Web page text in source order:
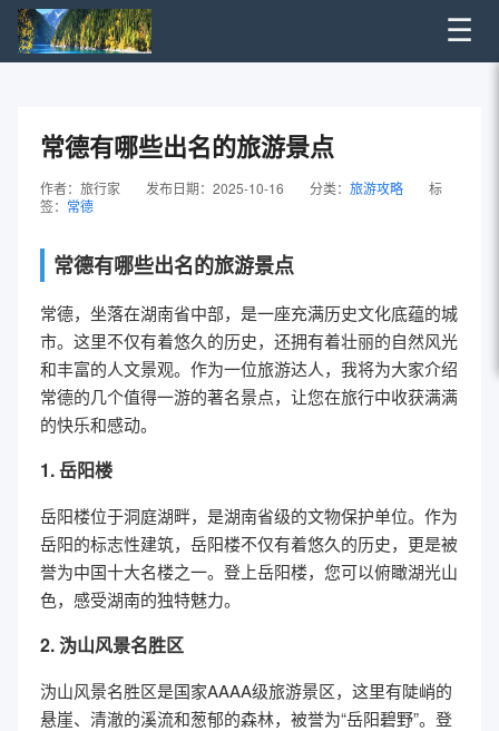
☰
常德有哪些出名的旅游景点
作者：旅行家 发布日期：2025-10-16 分类： 旅游攻略
标
签： 常德
常德有哪些出名的旅游景点
常德，坐落在湖南省中部，是一座充满历史文化底蕴的城
市。这里不仅有着悠久的历史，还拥有着壮丽的自然风光
和丰富的人文景观。作为一位旅游达人，我将为大家介绍
常德的几个值得一游的著名景点，让您在旅行中收获满满
的快乐和感动。
1. 岳阳楼
岳阳楼位于洞庭湖畔，是湖南省级的文物保护单位。作为
岳阳的标志性建筑，岳阳楼不仅有着悠久的历史，更是被
誉为中国十大名楼之一。登上岳阳楼，您可以俯瞰湖光山
色，感受湖南的独特魅力。
2. 沩山风景名胜区
沩山风景名胜区是国家AAAA级旅游景区，这里有陡峭的
悬崖、清澈的溪流和葱郁的森林，被誉为“岳阳碧野”。登